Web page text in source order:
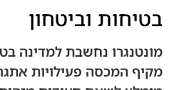
בטיחות וביטחון
מונטנגרו נחשבת למדינה
מקיף המכסה פעילויות